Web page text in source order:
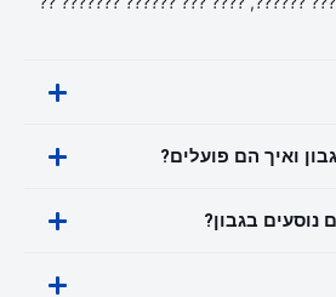
ואיך הם פועלים?
בגבון?